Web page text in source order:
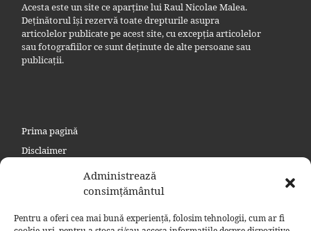
Administrează
consimțământul
Pentru a oferi cea mai bună experiență, folosim tehnologii, cum ar fi
Acesta este un site ce aparține lui Raul Nicolae Malea.
Deținătorul își rezervă toate drepturile asupra
articolelor publicate pe acest site, cu excepția articolelor
sau fotografiilor ce sunt deținute de alte persoane sau
publicații.
Prima pagină
Disclaimer
Politica de confidențialitate
Politica privind cookie
Politică cookie-uri (UE)